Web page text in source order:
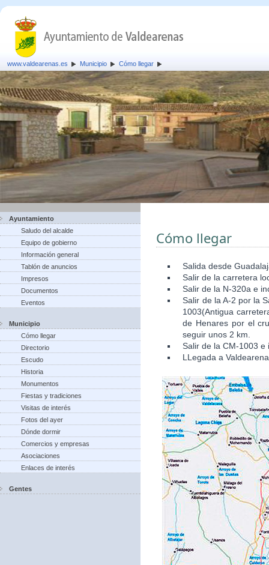
www.valdearenas.es Municipio Cómo llegar
Ayuntamiento
Saludo del alcalde
Equipo de gobierno
Información general
Tablón de anuncios
Impresos
Documentos
Eventos
Municipio
Cómo llegar
Directorio
Escudo
Historia
Monumentos
Fiestas y tradiciones
Visitas de interés
Fotos del ayer
Dónde dormir
Comercios y empresas
Asociaciones
Enlaces de interés
Gentes
Cómo llegar
Salida desde
Salir de la carretera
Salir de la N-320a e
Salir de la A-2 por la
1003(Antigua
de Henares por el
seguir unos 2 km.
Salir de la CM-1003
LLegada a